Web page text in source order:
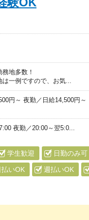
地多数！
一例ですので、お気...
円～ 夜勤／日給14,500円
夜勤／20:00～翌5:0...
学生歓迎 日勤のみ可
払いOK 週払いOK